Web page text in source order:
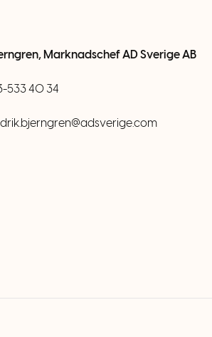
Marknadschef AD Sverige AB
533 40 34